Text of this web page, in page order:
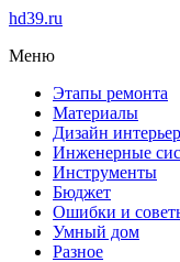
hd39.ru
Меню
Этапы ремонта
Материалы
Дизайн
Инженерные
Инструменты
Бюджет
Ошибки и
Умный дом
Разное